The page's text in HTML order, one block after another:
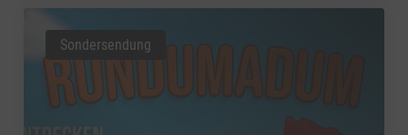
Sondersendung